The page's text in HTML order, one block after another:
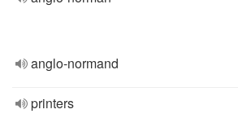
anglo-normand
printers